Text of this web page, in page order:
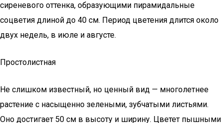
сиреневого оттенка, образующими пирамидальные
соцветия длиной до 40 см. Период цветения длится около
двух недель, в июле и августе.
Простолистная
Не слишком известный, но ценный вид — многолетнее
растение с насыщенно зелеными, зубчатыми листьями.
Оно достигает 50 см в высоту и ширину. Цветет пышными